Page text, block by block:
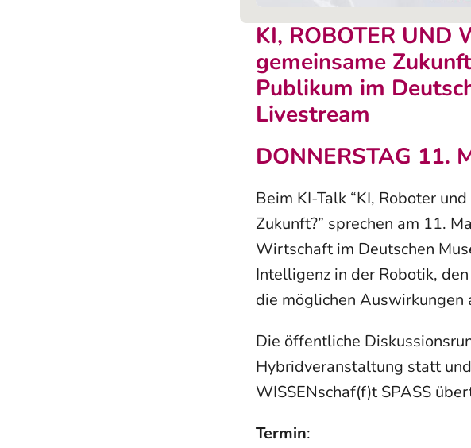
KI, ROBOTER
gemeinsame
Publikum im
Livestream
DONNERSTAG 11.
Beim KI-Talk “KI, Roboter
Zukunft?” sprechen am 11.
Wirtschaft im Deutschen
Intelligenz in der Robotik,
die möglichen Auswirkungen
Die öffentliche
Hybridveranstaltung statt
WISSENschaf(f)t SPASS
Termin: